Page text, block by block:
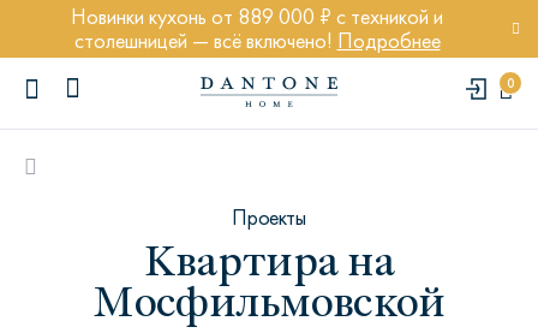
Новинки кухонь от 889 000 ₽ с техникой и
столешницей — всё включено! Подробнее
0
ПОПУЛЯРНЫЕ ЗАПРОСЫ
Проекты
Квартира на
Мосфильмовской